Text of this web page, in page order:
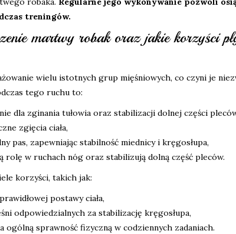
treningów.
martwy robak oraz jakie korzyści
wielu istotnych grup mięśniowych, co czyni je
tego ruchu to:
dla zginania tułowia oraz stabilizacji dolnej części
zgięcia ciała,
pas, zapewniając stabilność miednicy i kręgosłupa,
rolę w ruchach nóg oraz stabilizują dolną część pleców.
korzyści, takich jak:
postawy ciała,
odpowiedzialnych za stabilizację kręgosłupa,
ogólną sprawność fizyczną w codziennych zadaniach.